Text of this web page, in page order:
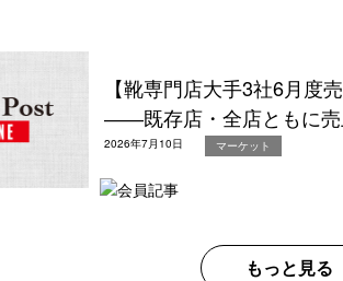
【靴専門店大手3社6月度
――既存店・全店ともに売
2026年7月10日 マーケット
もっと見る